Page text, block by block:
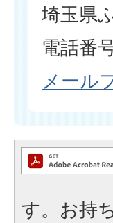
埼玉県
電話番
メール
す。お持